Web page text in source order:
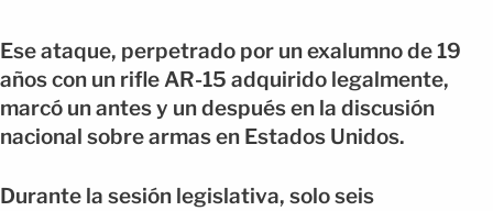
Ese ataque, perpetrado por un exalumno de 19
años con un rifle AR-15 adquirido legalmente,
marcó un antes y un después en la discusión
nacional sobre armas en Estados Unidos.
Durante la sesión legislativa, solo seis